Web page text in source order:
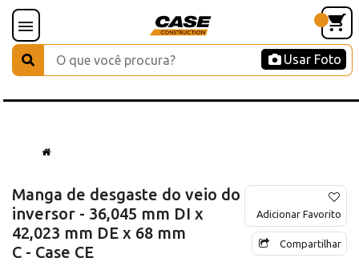
Usar Foto
Manga de desgaste do veio do
inversor - 36,045 mm DI x
42,023 mm DE x 68 mm
C - Case CE
Adicionar Favorito
Compartilhar